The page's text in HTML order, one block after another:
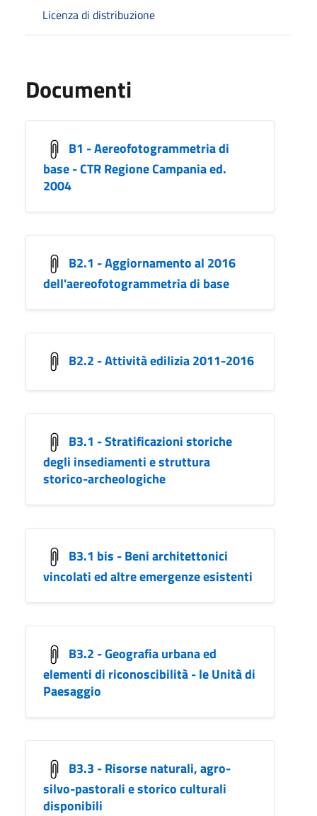
Licenza di distribuzione
Documenti
B1 - Aereofotogrammetria di
base - CTR Regione Campania ed.
2004
B2.1 - Aggiornamento al 2016
dell'aereofotogrammetria di base
B2.2 - Attività edilizia 2011-2016
B3.1 - Stratificazioni storiche
degli insediamenti e struttura
storico-archeologiche
B3.1 bis - Beni architettonici
vincolati ed altre emergenze esistenti
B3.2 - Geografia urbana ed
elementi di riconoscibilità - le Unità di
Paesaggio
B3.3 - Risorse naturali, agro-
silvo-pastorali e storico culturali
disponibili